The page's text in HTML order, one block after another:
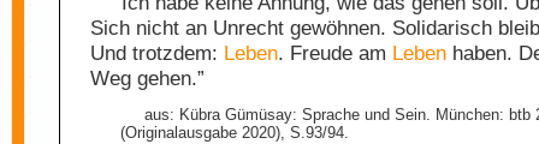
Sich nicht an Unrecht gewöhnen. Solidarisch
Und trotzdem: Leben. Freude am Leben haben.
Weg gehen.”
aus: Kübra Gümüsay: Sprache und Sein. München: btb
(Originalausgabe 2020), S.93/94.